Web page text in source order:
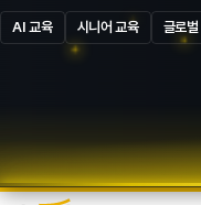
AI 교육 시니어 교육 글로벌